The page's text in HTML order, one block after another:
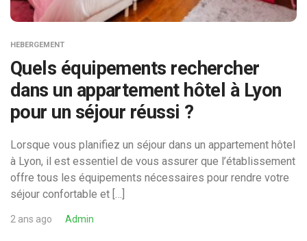
HEBERGEMENT
Quels équipements rechercher
dans un appartement hôtel à Lyon
pour un séjour réussi ?
Lorsque vous planifiez un séjour dans un appartement hôtel
à Lyon, il est essentiel de vous assurer que l’établissement
offre tous les équipements nécessaires pour rendre votre
séjour confortable et […]
2 ans ago Admin